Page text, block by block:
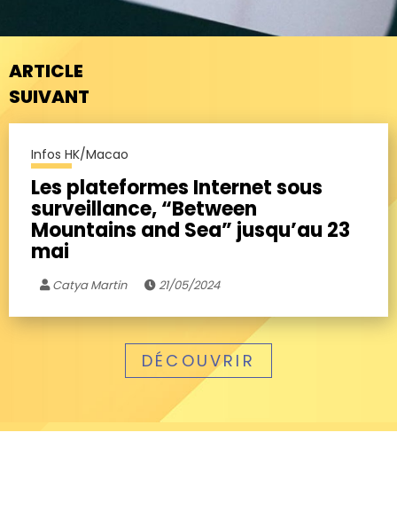
ARTICLE
SUIVANT
Infos HK/Macao
Les plateformes Internet sous
surveillance, “Between
Mountains and Sea” jusqu’au 23
mai
Catya Martin 21/05/2024
DÉCOUVRIR